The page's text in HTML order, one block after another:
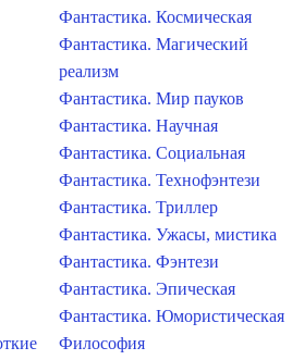
Фантастика. Космическая
Фантастика. Магический
реализм
Фантастика. Мир пауков
Фантастика. Научная
Фантастика. Социальная
Фантастика. Технофэнтези
Фантастика. Триллер
Фантастика. Ужасы, мистика
Фантастика. Фэнтези
Фантастика. Эпическая
Фантастика. Юмористическая
Философия